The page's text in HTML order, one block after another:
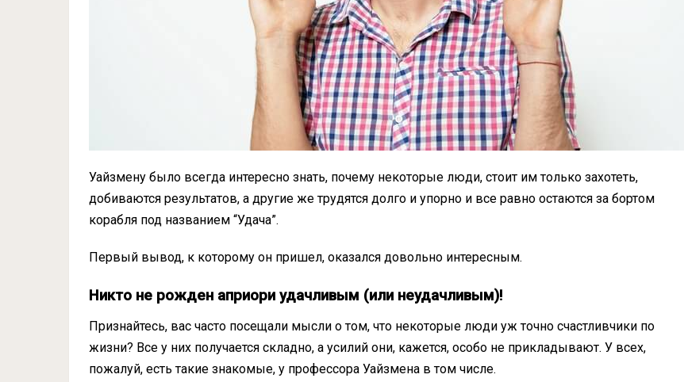
Уайзмену было всегда интересно знать, почему некоторые люди, стоит им только захотеть,
добиваются результатов, а другие же трудятся долго и упорно и все равно остаются за бортом
корабля под названием “Удача”.
Первый вывод, к которому он пришел, оказался довольно интересным.
Никто не рожден априори удачливым (или неудачливым)!
Признайтесь, вас часто посещали мысли о том, что некоторые люди уж точно счастливчики по
жизни? Все у них получается складно, а усилий они, кажется, особо не прикладывают. У всех,
пожалуй, есть такие знакомые, у профессора Уайзмена в том числе.